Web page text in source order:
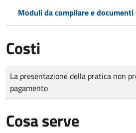
Moduli da compilare e documenti
Costi
Tipo di pagamento
Importo
La presentazione della pratica non
pagamento
Cosa serve